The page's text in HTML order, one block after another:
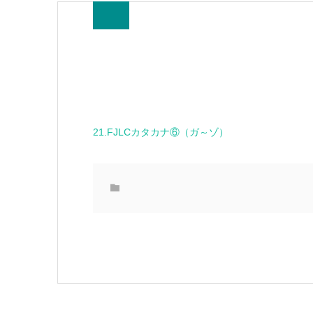
21.FJLCカタカナ⑥（ガ～ゾ）